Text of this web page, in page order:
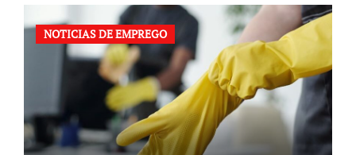
NOTICIAS DE EMPREGO